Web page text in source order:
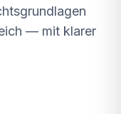
— mit klarer